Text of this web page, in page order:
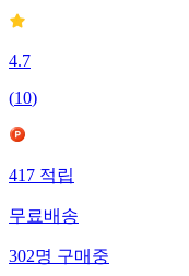
4.7
(10)
417적립
무료배송
302명구매중